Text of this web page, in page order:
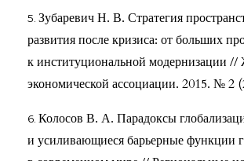
Зубаревич Н. В. Стратегия
развития после кризиса: от больших
к институциональной модернизации
экономической ассоциации. 2015. № 2
Колосов В. А. Парадоксы
и усиливающиеся барьерные функции